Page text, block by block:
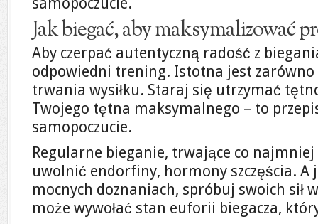
Jak biegać, aby maksymalizować
Aby czerpać autentyczną radość z
odpowiedni trening. Istotna jest zarówno
trwania wysiłku. Staraj się utrzymać
Twojego tętna maksymalnego – to
samopoczucie.
Regularne bieganie, trwające co
uwolnić endorfiny, hormony szczęścia. A
mocnych doznaniach, spróbuj swoich sił
może wywołać stan euforii biegacza,